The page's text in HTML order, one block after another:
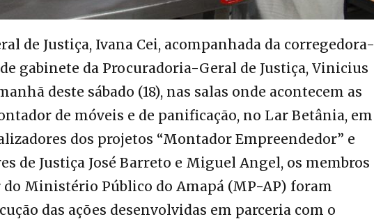
de Justiça, Ivana Cei, acompanhada da corregedora-
de gabinete da Procuradoria-Geral de Justiça, Vinicius
deste sábado (18), nas salas onde acontecem as
de móveis e de panificação, no Lar Betânia, em
dos projetos “Montador Empreendedor” e
de Justiça José Barreto e Miguel Angel, os membros
Ministério Público do Amapá (MP-AP) foram
das ações desenvolvidas em parceria com o